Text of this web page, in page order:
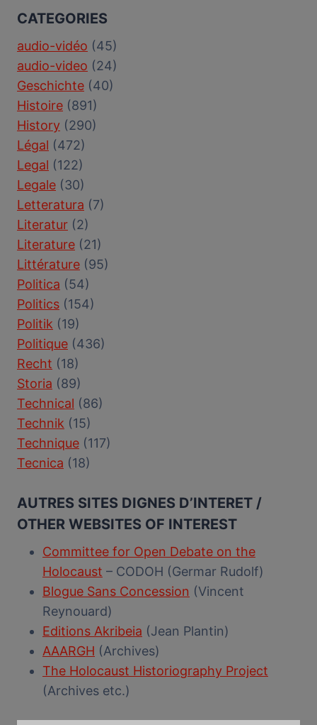
CATEGORIES
audio-vidéo (45)
audio-video (24)
Geschichte (40)
Histoire (891)
History (290)
Légal (472)
Legal (122)
Legale (30)
Letteratura (7)
Literatur (2)
Literature (21)
Littérature (95)
Politica (54)
Politics (154)
Politik (19)
Politique (436)
Recht (18)
Storia (89)
Technical (86)
Technik (15)
Technique (117)
Tecnica (18)
AUTRES SITES DIGNES D’INTERET /
OTHER WEBSITES OF INTEREST
Committee for Open Debate on the
Holocaust – CODOH (Germar Rudolf)
Blogue Sans Concession (Vincent
Reynouard)
Editions Akribeia (Jean Plantin)
AAARGH (Archives)
The Holocaust Historiography Project
(Archives etc.)